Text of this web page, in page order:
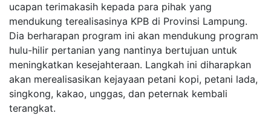
ucapan terimakasih kepada para pihak yang
mendukung terealisasinya KPB di Provinsi Lampung.
Dia berharapan program ini akan mendukung program
hulu-hilir pertanian yang nantinya bertujuan untuk
meningkatkan kesejahteraan. Langkah ini diharapkan
akan merealisasikan kejayaan petani kopi, petani lada,
singkong, kakao, unggas, dan peternak kembali
terangkat.